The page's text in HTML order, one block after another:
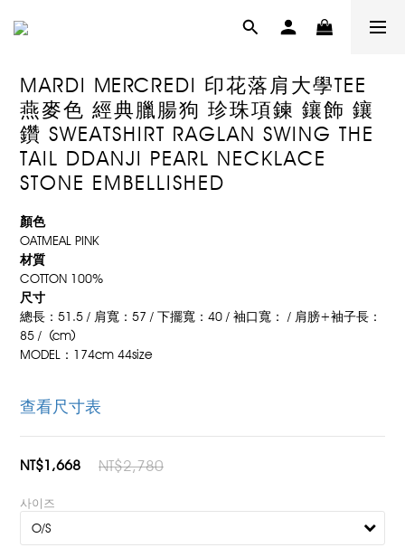
MARDI MERCREDI 印花落肩大學TEE
燕麥色 經典臘腸狗 珍珠項鍊 鑲飾 鑲
鑽 SWEATSHIRT RAGLAN SWING THE
TAIL DDANJI PEARL NECKLACE
STONE EMBELLISHED
顏色
OATMEAL PINK
材質
COTTON 100%
尺寸
總長：51.5 / 肩寬：57 / 下擺寬：40 / 袖口寬： / 肩膀+袖子長：
85 /  (cm)
MODEL：174cm 44size
查看尺寸表
NT$1,668 NT$2,780
사이즈